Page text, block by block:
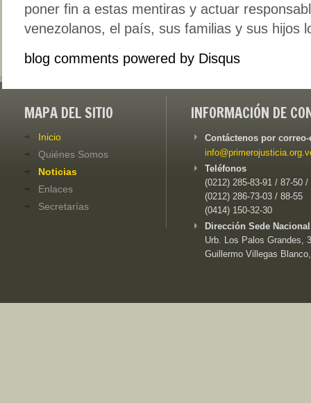
poner fin a estas mentiras y actuar
venezolanos, el país, sus familias y sus hijos
blog comments powered by Disqus
MAPA DEL SITIO
Inicio
Quiénes Somos
Noticias
Enlaces
Secretarías
INFORMACIÓN DE
Contáctenos por
Teléfonos
(0212) 285-83-91 / 87-50 /
(0212) 286-73-03 / 88-55
(0414) 150-32-30
Dirección Sede
Urb. Los Palos Grandes,
Guillermo Villegas